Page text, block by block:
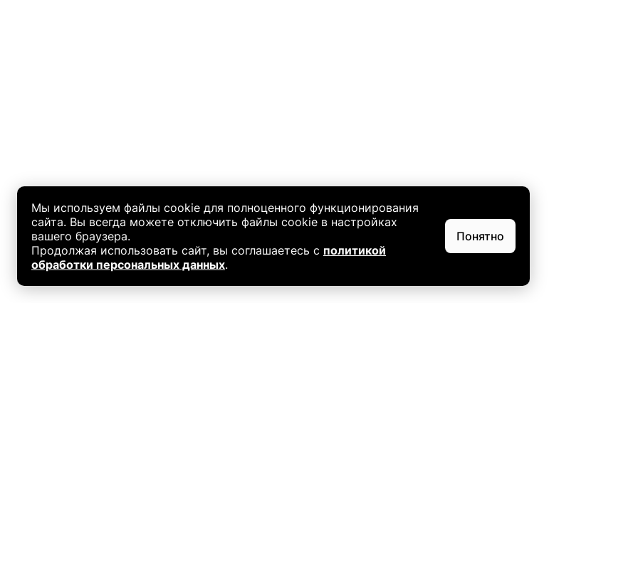
Мы используем файлы cookie для полноценного функционирования
сайта. Вы всегда можете отключить файлы cookie в настройках
вашего браузера.
Продолжая использовать сайт, вы соглашаетесь с политикой
обработки персональных данных.
Понятно